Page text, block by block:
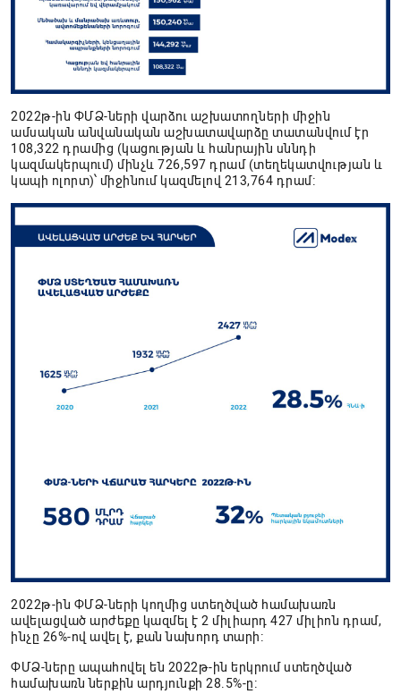
2022թ-ին ՓՄՁ-ների վարձու աշխատողների միջին
ամսական անվանական աշխատավարձը տատանվում էր
108,322 դրամից (կացության և հանրային սննդի
կազմակերպում) մինչև 726,597 դրամ (տեղեկատվության և
կապի ոլորտ)՝ միջինում կազմելով 213,764 դրամ։
2022թ-ին ՓՄՁ-ների կողմից ստեղծված համախառն
ավելացված արժեքը կազմել է 2 միլիարդ 427 միլիոն դրամ,
ինչը 26%-ով ավել է, քան նախորդ տարի։
ՓՄՁ-ները ապահովել են 2022թ-ին երկրում ստեղծված
համախառն ներքին արդյունքի 28.5%-ը։